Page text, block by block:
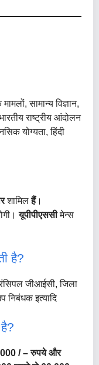
सामान्य विज्ञान,
राष्ट्रीय आंदोलन
योग्यता, हिंदी
शामिलहैं।
यूपीपीएससीमेन्स
है?
जीआईसी, जिला
निबंधक इत्यादि
/ – रुपये और